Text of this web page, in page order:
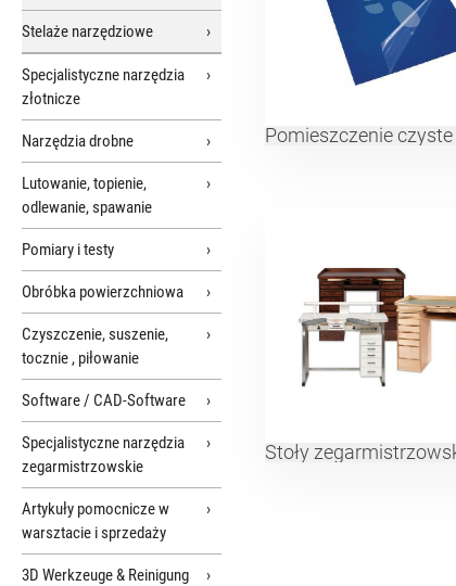
Stelaże narzędziowe
Specjalistyczne narzędzia
złotnicze
Narzędzia drobne
Lutowanie, topienie,
odlewanie, spawanie
Pomiary i testy
Obróbka powierzchniowa
Czyszczenie, suszenie,
tocznie , piłowanie
Software / CAD-Software
Specjalistyczne narzędzia
zegarmistrzowskie
Artykuły pomocnicze w
warsztacie i sprzedaży
3D Werkzeuge & Reinigung
Pomieszczenie czyste
Stoły